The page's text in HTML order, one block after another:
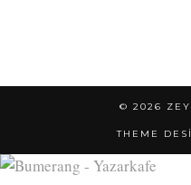
© 2026
THEME